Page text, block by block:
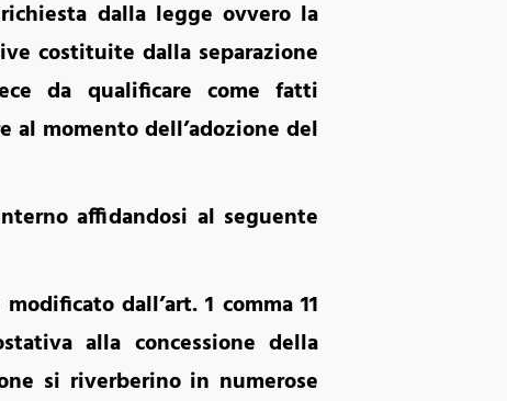
dalla legge ovvero la
costituite dalla separazione
da qualificare come fatti
momento dell’adozione del
affidandosi al seguente
dall’art. 1 comma 11
alla concessione della
si riverberino in numerose